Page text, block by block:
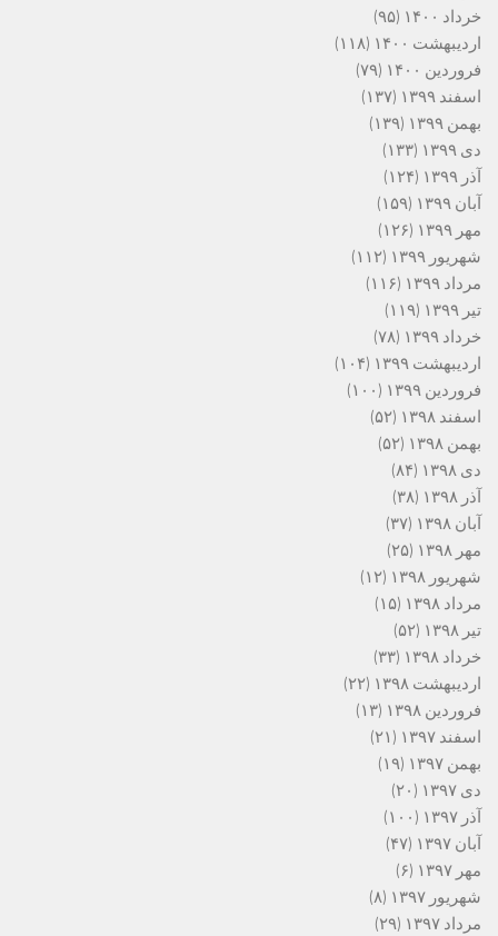
خرداد ۱۴۰۰
(۹۵)
اردیبهشت ۱۴۰۰
(۱۱۸)
فروردین ۱۴۰۰
(۷۹)
اسفند ۱۳۹۹
(۱۳۷)
بهمن ۱۳۹۹
(۱۳۹)
دی ۱۳۹۹
(۱۳۳)
آذر ۱۳۹۹
(۱۲۴)
آبان ۱۳۹۹
(۱۵۹)
مهر ۱۳۹۹
(۱۲۶)
شهریور ۱۳۹۹
(۱۱۲)
مرداد ۱۳۹۹
(۱۱۶)
تیر ۱۳۹۹
(۱۱۹)
خرداد ۱۳۹۹
(۷۸)
اردیبهشت ۱۳۹۹
(۱۰۴)
فروردین ۱۳۹۹
(۱۰۰)
اسفند ۱۳۹۸
(۵۲)
بهمن ۱۳۹۸
(۵۲)
دی ۱۳۹۸
(۸۴)
آذر ۱۳۹۸
(۳۸)
آبان ۱۳۹۸
(۳۷)
مهر ۱۳۹۸
(۲۵)
شهریور ۱۳۹۸
(۱۲)
مرداد ۱۳۹۸
(۱۵)
تیر ۱۳۹۸
(۵۲)
خرداد ۱۳۹۸
(۳۳)
اردیبهشت ۱۳۹۸
(۲۲)
فروردین ۱۳۹۸
(۱۳)
اسفند ۱۳۹۷
(۲۱)
بهمن ۱۳۹۷
(۱۹)
دی ۱۳۹۷
(۲۰)
آذر ۱۳۹۷
(۱۰۰)
آبان ۱۳۹۷
(۴۷)
مهر ۱۳۹۷
(۶)
شهریور ۱۳۹۷
(۸)
مرداد ۱۳۹۷
(۲۹)